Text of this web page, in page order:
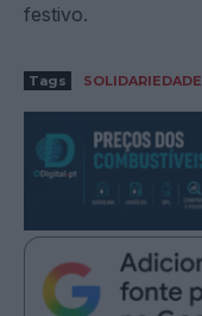
festivo.
Tags SOLIDARIEDADE